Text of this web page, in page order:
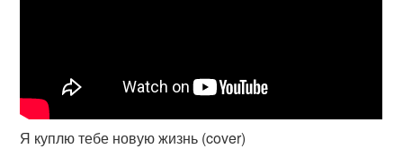
Я куплю тебе новую жизнь (cover)